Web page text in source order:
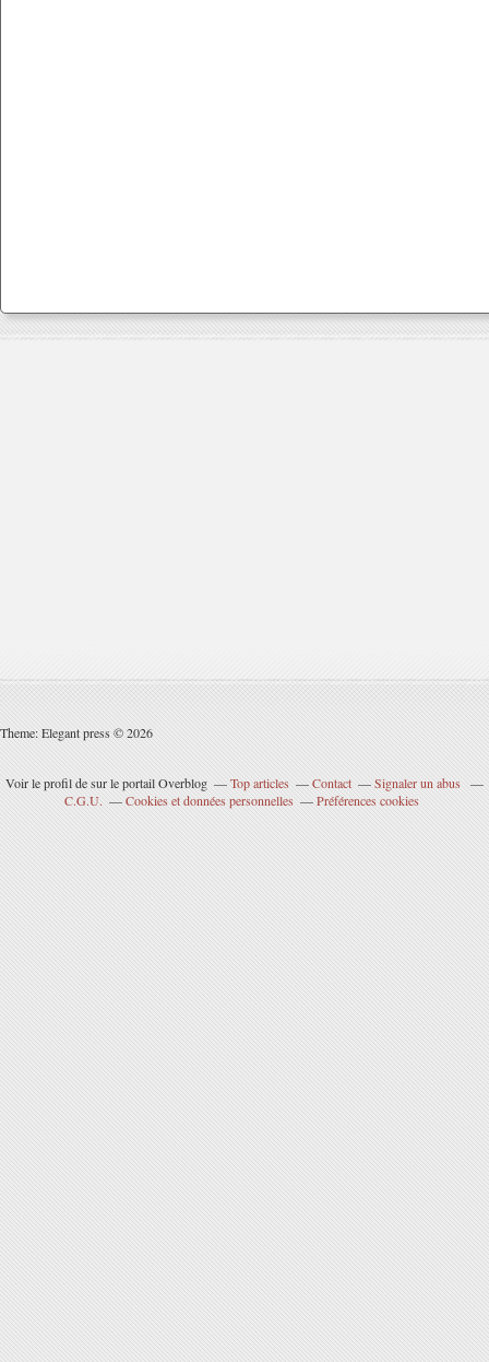
Theme: Elegant press © 2026
Voir le profil desur le portail Overblog Top articles Contact
Signaler un abus
C.G.U.
Cookies et données personnelles Préférences cookies